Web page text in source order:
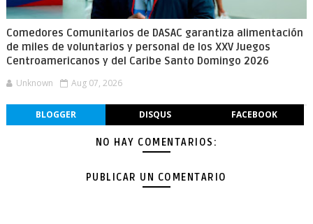
Comedores Comunitarios de DASAC garantiza alimentación
de miles de voluntarios y personal de los XXV Juegos
Centroamericanos y del Caribe Santo Domingo 2026
Unknown Aug 07, 2026
BLOGGER DISQUS FACEBOOK
NO HAY COMENTARIOS:
PUBLICAR UN COMENTARIO